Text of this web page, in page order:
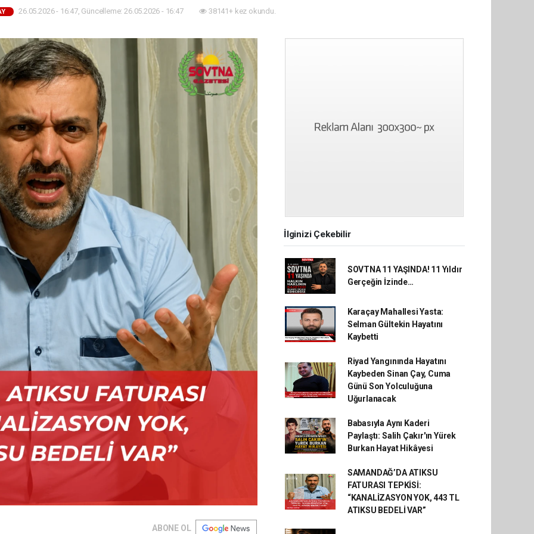
26.05.2026 - 16:47, Güncelleme: 26.05.2026 - 16:47 38141+ kez okundu.
ABONE OL
İlginizi Çekebilir
SOVTNA 11 YAŞINDA! 11 Yıldır
Gerçeğin İzinde…
Karaçay Mahallesi Yasta:
Selman Gültekin Hayatını
Kaybetti
Riyad Yangınında Hayatını
Kaybeden Sinan Çay, Cuma
Günü Son Yolculuğuna
Uğurlanacak
Babasıyla Aynı Kaderi
Paylaştı: Salih Çakır'ın Yürek
Burkan Hayat Hikâyesi
SAMANDAĞ’DA ATIKSU
FATURASI TEPKİSİ:
“KANALİZASYON YOK, 443 TL
ATIKSU BEDELİ VAR”